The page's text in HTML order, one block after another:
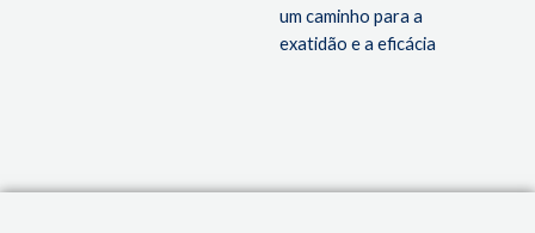
um caminho para a
exatidão e a eficácia